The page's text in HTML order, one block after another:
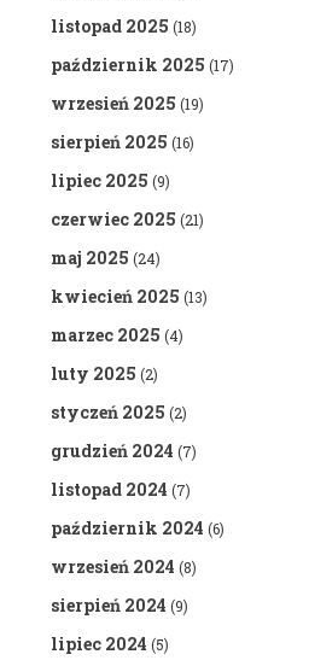
listopad 2025 (18)
październik 2025 (17)
wrzesień 2025 (19)
sierpień 2025 (16)
lipiec 2025 (9)
czerwiec 2025 (21)
maj 2025 (24)
kwiecień 2025 (13)
marzec 2025 (4)
luty 2025 (2)
styczeń 2025 (2)
grudzień 2024 (7)
listopad 2024 (7)
październik 2024 (6)
wrzesień 2024 (8)
sierpień 2024 (9)
lipiec 2024 (5)